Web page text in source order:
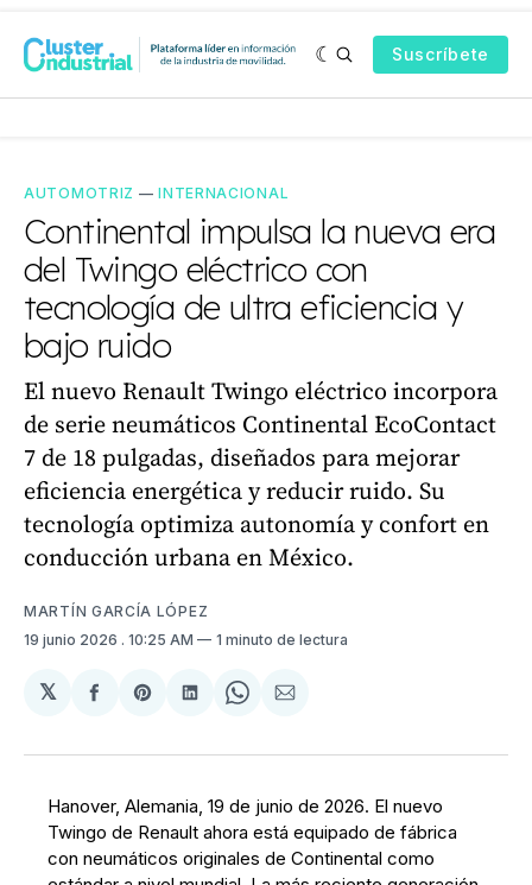
Suscríbete
AUTOMOTRIZ —INTERNACIONAL
Continental impulsa la nueva era
del Twingo eléctrico con
tecnología de ultra eficiencia y
bajo ruido
El nuevo Renault Twingo eléctrico incorpora
de serie neumáticos Continental EcoContact
7 de 18 pulgadas, diseñados para mejorar
eficiencia energética y reducir ruido. Su
tecnología optimiza autonomía y confort en
conducción urbana en México.
MARTÍN GARCÍA LÓPEZ
19 junio 2026 . 10:25 AM 1 minuto de lectura
𝕏
Compartir
Facebook
Share
Pinterest
Compartir
LinkedIn
Share
WhatsApp
Compartir
Email
Hanover, Alemania, 19 de junio de 2026. El nuevo
Twingo de Renault ahora está equipado de fábrica
con neumáticos originales de Continental como